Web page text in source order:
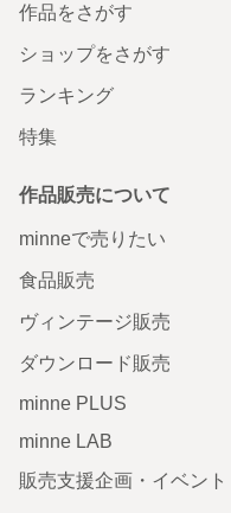
作品をさがす
ショップをさがす
ランキング
特集
作品販売について
minneで売りたい
食品販売
ヴィンテージ販売
ダウンロード販売
minne PLUS
minne LAB
販売支援企画・イベント